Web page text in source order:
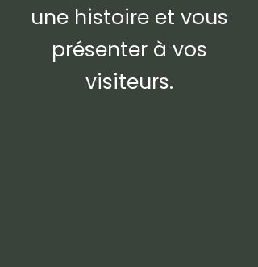
une histoire et vous
présenter à vos
visiteurs.